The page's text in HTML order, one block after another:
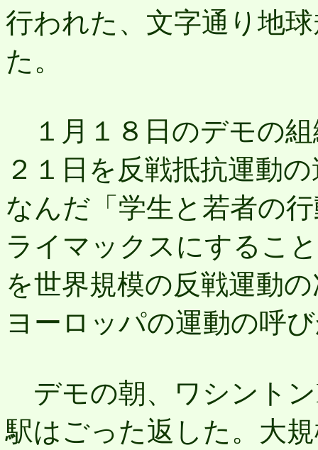
行われた、文字通り地
た。
１月１８日のデモの
２１日を反戦抵抗運動
なんだ「学生と若者の
ライマックスにするこ
を世界規模の反戦運動
ヨーロッパの運動の呼
デモの朝、ワシント
駅はごった返した。大